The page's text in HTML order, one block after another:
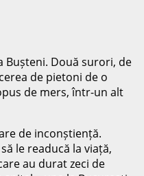
Bușteni. Două surori, de
de pietoni de o
de mers, într-un alt
de inconștiență.
le readucă la viață,
au durat zeci de